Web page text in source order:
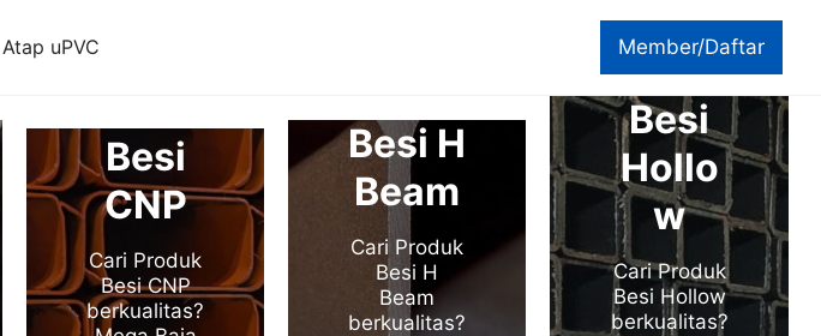
Member/Daftar
Atap uPVC
Besi
CNP
Cari Produk
Besi CNP
berkualitas?
Besi H
Beam
Cari Produk
Besi H
Beam
berkualitas?
Besi
Hollo
w
Cari Produk
Besi Hollow
berkualitas?